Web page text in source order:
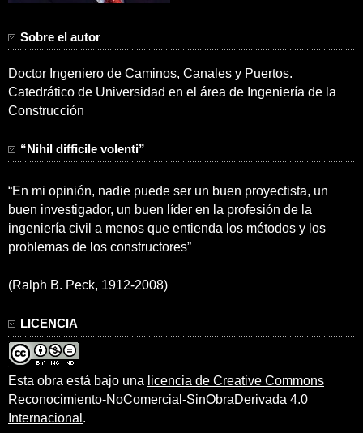
Sobre el autor
Doctor Ingeniero de Caminos, Canales y Puertos.
Catedrático de Universidad en el área de Ingeniería de la
Construcción
“Nihil difficile volenti”
“En mi opinión, nadie puede ser un buen proyectista, un
buen investigador, un buen líder en la profesión de la
ingeniería civil a menos que entienda los métodos y los
problemas de los constructores”
(Ralph B. Peck, 1912-2008)
LICENCIA
Esta obra está bajo una licencia de Creative Commons
Reconocimiento-NoComercial-SinObraDerivada 4.0
Internacional .